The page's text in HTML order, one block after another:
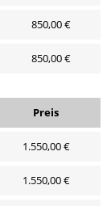
850,00 €
850,00 €
Preis
1.550,00 €
1.550,00 €